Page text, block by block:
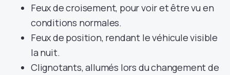
Feux de croisement, pour voir et être vu en
conditions normales.
Feux de position, rendant le véhicule visible
la nuit.
Clignotants, allumés lors du changement de